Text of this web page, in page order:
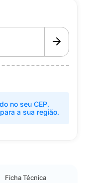
no seu CEP.
a sua região.
Ficha Técnica